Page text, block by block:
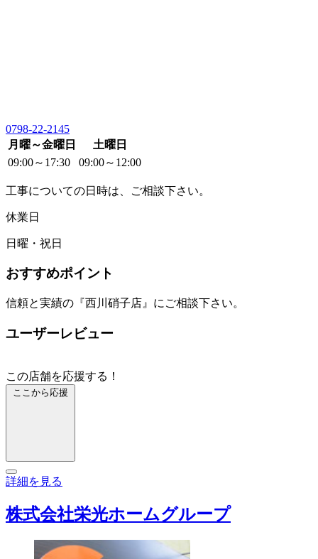
0798-22-2145
月曜～金曜日
土曜日
09:00～17:30
09:00～12:00
工事についての日時は、ご相談下さい。
休業日
日曜・祝日
おすすめポイント
信頼と実績の『西川硝子店』にご相談下さい。
ユーザーレビュー
この店舗を応援する！
ここから応援
詳細を見る
株式会社栄光ホームグループ